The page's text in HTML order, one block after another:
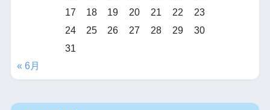
17
18 19 20 21 22
23
24
25 26 27 28 29
30
31
« 6月